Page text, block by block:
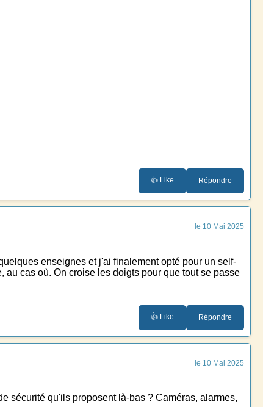
👍 Like Répondre
le 10 Mai 2025
enseignes et j'ai finalement opté pour un self-
cas où. On croise les doigts pour que tout se passe
👍 Like Répondre
le 10 Mai 2025
sécurité qu'ils proposent là-bas ? Caméras, alarmes,